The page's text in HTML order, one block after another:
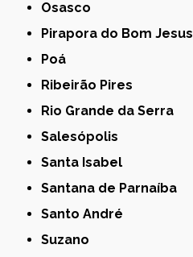
Osasco
Pirapora do Bom Jesus
Poá
Ribeirão Pires
Rio Grande da Serra
Salesópolis
Santa Isabel
Santana de Parnaíba
Santo André
Suzano